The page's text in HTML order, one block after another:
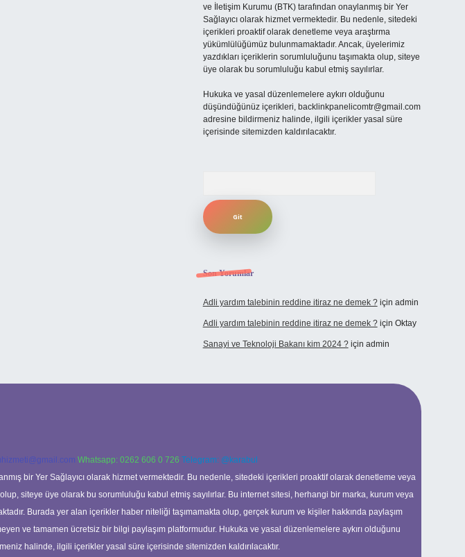
ve İletişim Kurumu (BTK) tarafından onaylanmış bir Yer
Sağlayıcı olarak hizmet vermektedir. Bu nedenle, sitedeki
içerikleri proaktif olarak denetleme veya araştırma
yükümlülüğümüz bulunmamaktadır. Ancak, üyelerimiz
yazdıkları içeriklerin sorumluluğunu taşımakta olup, siteye
üye olarak bu sorumluluğu kabul etmiş sayılırlar.
Hukuka ve yasal düzenlemelere aykırı olduğunu
düşündüğünüz içerikleri, backlinkpanelicomtr@gmail.com
adresine bildirmeniz halinde, ilgili içerikler yasal süre
içerisinde sitemizden kaldırılacaktır.
Son Yorumlar
Adli yardım talebinin reddine itiraz ne demek ?için admin
Adli yardım talebinin reddine itiraz ne demek ?için Oktay
Sanayi ve Teknoloji Bakanı kim 2024 ?için admin
Whatsapp: 0262 606 0 726 Telegram: @karabul
bir Yer Sağlayıcı olarak hizmet vermektedir. Bu nedenle, sitedeki içerikleri proaktif olarak denetleme veya
siteye üye olarak bu sorumluluğu kabul etmiş sayılırlar. Bu internet sitesi, herhangi bir marka, kurum veya
Burada yer alan içerikler haber niteliği taşımamakta olup, gerçek kurum ve kişiler hakkında paylaşım
ve tamamen ücretsiz bir bilgi paylaşım platformudur. Hukuka ve yasal düzenlemelere aykırı olduğunu
halinde, ilgili içerikler yasal süre içerisinde sitemizden kaldırılacaktır.